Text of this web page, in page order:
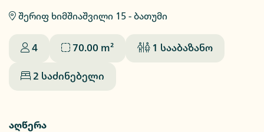
შერიფ ხიმშიაშვილი 15 - ბათუმი
4 70.00 m² 1 სააბაზანო
2 საძინებელი
აღწერა